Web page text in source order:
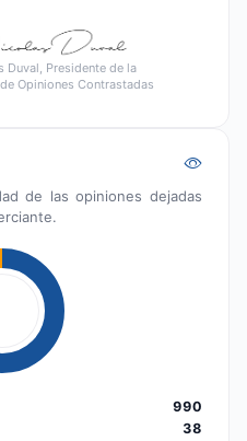
Duval, Presidente de la
Opiniones Contrastadas
de las opiniones dejadas
990
38